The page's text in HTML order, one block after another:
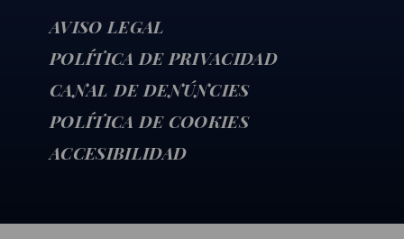
AVISO LEGAL
POLÍTICA DE PRIVACIDAD
CANAL DE DENÚNCIES
POLÍTICA DE COOKIES
ACCESIBILIDAD